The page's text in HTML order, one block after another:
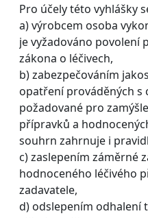
Pro účely této vyhlášky
a) výrobcem osoba
je vyžadováno povolení
zákona o léčivech,
b) zabezpečováním
opatření prováděných s
požadované pro
přípravků a
souhrn zahrnuje i
c) zaslepením záměrné
hodnoceného léčivého
zadavatele,
d) odslepením odhalení